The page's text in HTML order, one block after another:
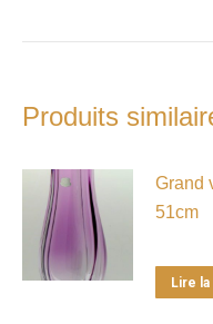
Produits
Grand
51cm
Lire